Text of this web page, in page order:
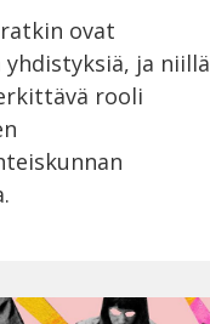
ovat
ja niillä
rooli